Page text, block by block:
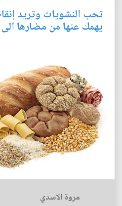
تحب النشويات وتريد
يهمك عنها من مضارها الى
مروة الاسدي